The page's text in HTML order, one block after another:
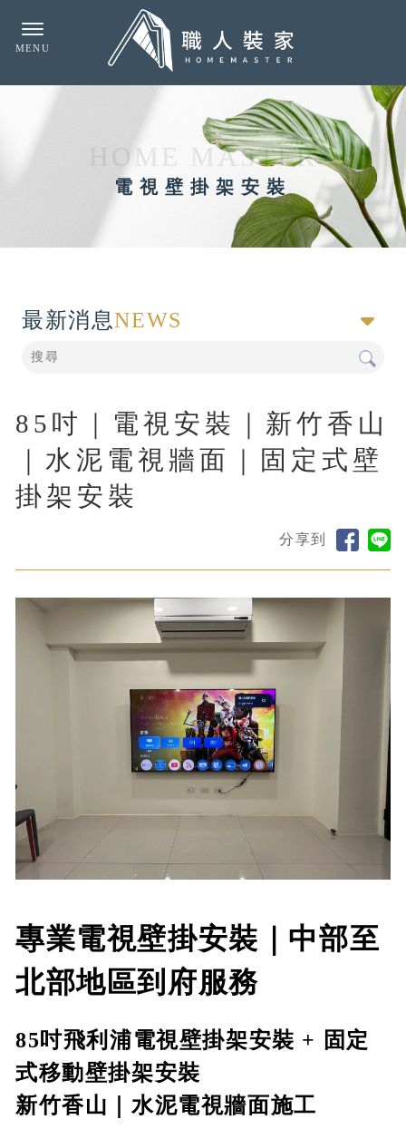
電視壁掛架安裝
最新消息NEWS
85吋｜電視安裝｜新竹香山
｜水泥電視牆面｜固定式壁
掛架安裝
分享到
專業電視壁掛安裝｜中部至
北部地區到府服務
85吋飛利浦電視壁掛架安裝 + 固定
式移動壁掛架安裝
新竹香山｜水泥電視牆面施工